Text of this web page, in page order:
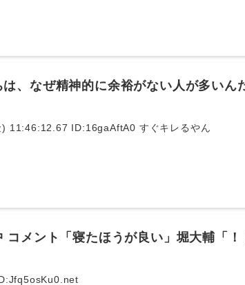
月22日の投稿だ。約7か月も経過しているブログに
事で、このブログの投稿が【なぜ続かないのか？
。若者であれば、インフルエンサーになりたい。
のように仕事の為やらなければならない等、人によ
のではないのだろうか。人間には「自分を見て欲
言い方を変えた方が正しい。それは？？？ です
す必要があるのか？と心底思っている。前述した
「絶対に夢を叶える！」というハングリー精神（死
う事は調べれば何でも解決できる。だから、誹謗中
人、というのが心理学や精神科医が発する情報や本
は、なぜ精神的に余裕がない人が多いん
1: 名無しダイエット 2020/05/08(金) 11:46:12.67 ID:16gaAftA0 すぐキレるやん
コメント「寝たほうが良い」堀大輔「